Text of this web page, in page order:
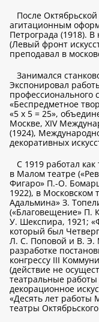
После
агитационным
Петрограда (1918).
(Левый фронт
преподавал в
Занимался
Экспонировал
профессионального
«Беспредметное
«5 х 5 = 25»,
Москве, XIV
(1924),
декоративных
С 1919 работал
в Малом театре
Фигаро» П.-О.
1922), в Московском
Адальмина» З.
(«Благовещение» П.
У. Шекспира, 1921;
который был
Л. С. Поповой и В. Э.
разработке
конгрессу III
(действие не
театральные
декорационное
«Десять лет работы
театры